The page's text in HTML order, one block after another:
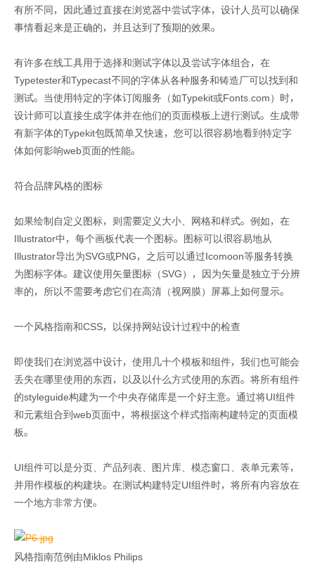
有所不同，因此通过直接在浏览器中尝试字体，设计人员可以确保
事情看起来是正确的，并且达到了预期的效果。
有许多在线工具用于选择和测试字体以及尝试字体组合，在
Typetester和Typecast不同的字体从各种服务和铸造厂可以找到和
测试。当使用特定的字体订阅服务（如Typekit或Fonts.com）时，
设计师可以直接生成字体并在他们的页面模板上进行测试。生成带
有新字体的Typekit包既简单又快速，您可以很容易地看到特定字
体如何影响web页面的性能。
符合品牌风格的图标
如果绘制自定义图标，则需要定义大小、网格和样式。例如，在
Illustrator中，每个画板代表一个图标。图标可以很容易地从
Illustrator导出为SVG或PNG，之后可以通过Icomoon等服务转换
为图标字体。建议使用矢量图标（SVG），因为矢量是独立于分辨
率的，所以不需要考虑它们在高清（视网膜）屏幕上如何显示。
一个风格指南和CSS，以保持网站设计过程中的检查
即使我们在浏览器中设计，使用几十个模板和组件，我们也可能会
丢失在哪里使用的东西，以及以什么方式使用的东西。将所有组件
的styleguide构建为一个中央存储库是一个好主意。通过将UI组件
和元素组合到web页面中，将根据这个样式指南构建特定的页面模
板。
UI组件可以是分页、产品列表、图片库、模态窗口、表单元素等，
并用作模板的构建块。在测试构建特定UI组件时，将所有内容放在
一个地方非常方便。
风格指南范例由Miklos Philips